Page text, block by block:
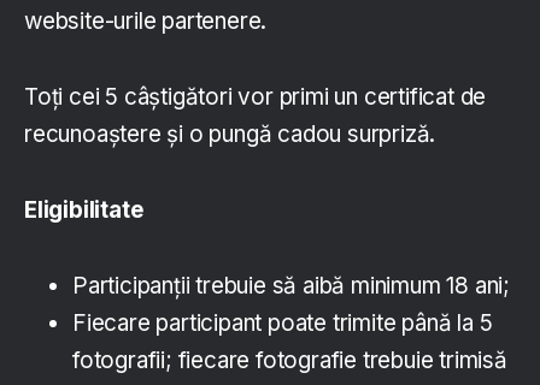
website-urile partenere.
Toți cei 5 câștigători vor primi un certificat de
recunoaștere și o pungă cadou surpriză.
Eligibilitate
Participanții trebuie să aibă minimum 18 ani;
Fiecare participant poate trimite până la 5
fotografii; fiecare fotografie trebuie trimisă